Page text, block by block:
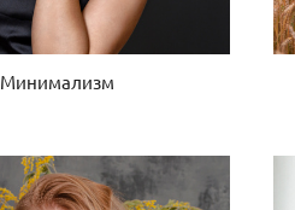
Минимализм